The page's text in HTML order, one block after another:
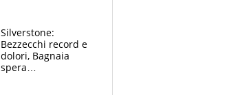
Silverstone:
Bezzecchi record e
dolori, Bagnaia
spera